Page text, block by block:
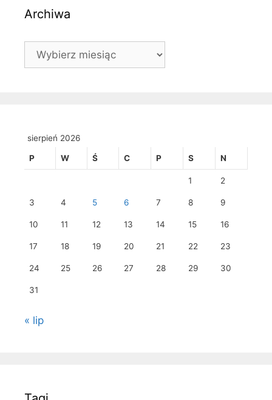
Archiwa
Archiwa
sierpień 2026
P W Ś C P S N
1 2
3 4 5 6 7 8 9
10 11 12 13 14 15 16
17 18 19 20 21 22 23
24 25 26 27 28 29 30
31
« lip